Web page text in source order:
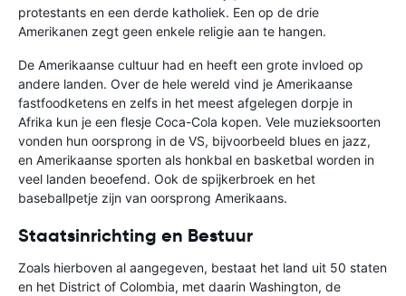
protestants en een derde katholiek. Een op de drie
Amerikanen zegt geen enkele religie aan te hangen.
De Amerikaanse cultuur had en heeft een grote invloed op
andere landen. Over de hele wereld vind je Amerikaanse
fastfoodketens en zelfs in het meest afgelegen dorpje in
Afrika kun je een flesje Coca-Cola kopen. Vele muzieksoorten
vonden hun oorsprong in de VS, bijvoorbeeld blues en jazz,
en Amerikaanse sporten als honkbal en basketbal worden in
veel landen beoefend. Ook de spijkerbroek en het
baseballpetje zijn van oorsprong Amerikaans.
Staatsinrichting en Bestuur
Zoals hierboven al aangegeven, bestaat het land uit 50 staten
en het District of Colombia, met daarin Washington, de